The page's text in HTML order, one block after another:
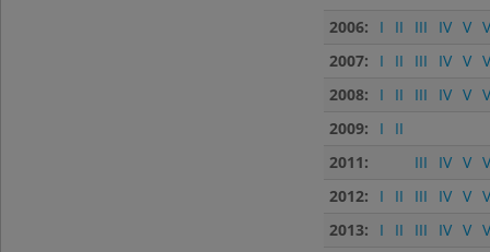
2006: I II III IV V
2007:
I II III IV V
2008:
I II III IV V
2009:
I
II
2011:
III IV V
2012:
I II III IV V
2013:
I II III IV V